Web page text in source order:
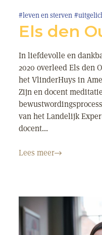
#leven en sterven
Els den
In liefdevolle en
2020 overleed Els den
het VlinderHuys in
Zijn en docent
van het Landelijk
docent...
Lees meer